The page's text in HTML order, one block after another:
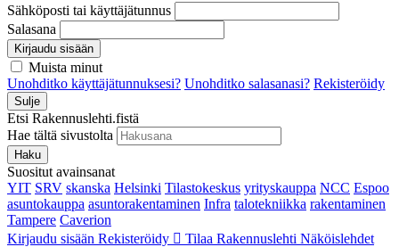
Sähköposti tai käyttäjätunnus
Salasana
Kirjaudu sisään
Muista minut
Unohditko käyttäjätunnuksesi? Unohditko salasanasi? Rekisteröidy
Sulje
Etsi Rakennuslehti.fistä
Hae tältä sivustolta
Haku
Suositut avainsanat
YIT SRV skanska Helsinki Tilastokeskus yrityskauppa NCC Espoo
asuntokauppa asuntorakentaminen Infra talotekniikka rakentaminen
Tampere Caverion
Kirjaudu sisään Rekisteröidy Tilaa Rakennuslehti Näköislehdet